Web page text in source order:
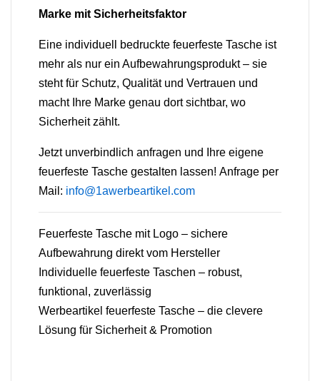
Marke mit Sicherheitsfaktor
Eine individuell bedruckte feuerfeste Tasche ist
mehr als nur ein Aufbewahrungsprodukt – sie
steht für Schutz, Qualität und Vertrauen und
macht Ihre Marke genau dort sichtbar, wo
Sicherheit zählt.
Jetzt unverbindlich anfragen und Ihre eigene
feuerfeste Tasche gestalten lassen!Anfrage per
Mail: info@1awerbeartikel.com
Feuerfeste Tasche mit Logo – sichere
Aufbewahrung direkt vom Hersteller
Individuelle feuerfeste Taschen – robust,
funktional, zuverlässig
Werbeartikel feuerfeste Tasche – die clevere
Lösung für Sicherheit & Promotion